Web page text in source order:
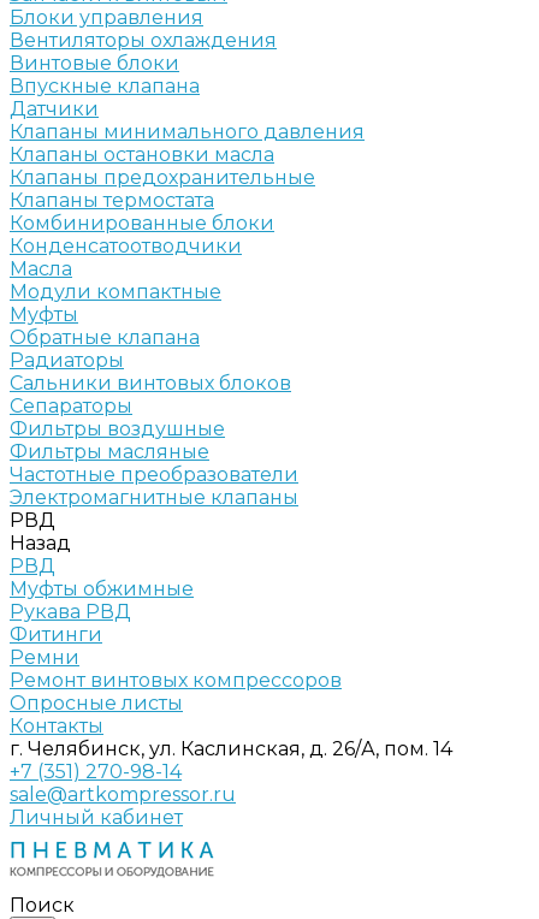
Блоки управления
Вентиляторы охлаждения
Винтовые блоки
Впускные клапана
Датчики
Клапаны минимального давления
Клапаны остановки масла
Клапаны предохранительные
Клапаны термостата
Комбинированные блоки
Конденсатоотводчики
Масла
Модули компактные
Муфты
Обратные клапана
Радиаторы
Сальники винтовых блоков
Сепараторы
Фильтры воздушные
Фильтры масляные
Частотные преобразователи
Электромагнитные клапаны
РВД
Назад
РВД
Муфты обжимные
Рукава РВД
Фитинги
Ремни
Ремонт винтовых компрессоров
Опросные листы
Контакты
г. Челябинск, ул. Каслинская, д. 26/А, пом. 14
+7 (351) 270-98-14
sale@artkompressor.ru
Личный кабинет
Поиск